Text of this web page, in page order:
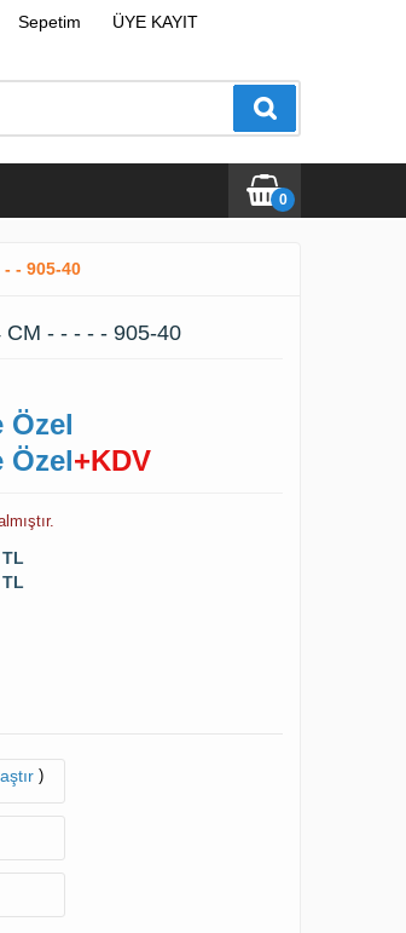
Sepetim
ÜYE KAYIT
0
- - 905-40
CM - - - - - 905-40
Özel
Özel+KDV
TL
TL
)